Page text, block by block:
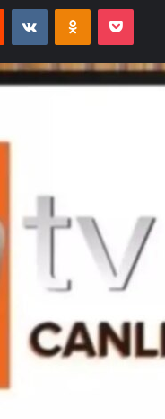
Reddit VKontakteOdnoklassniki
Pocket